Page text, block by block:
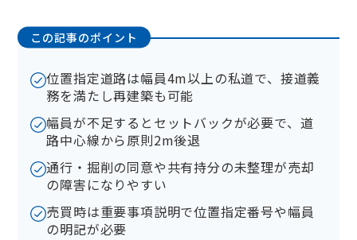
この記事のポイント
位置指定道路は幅員4m以上の私道で、接道義
務を満たし再建築も可能
幅員が不足するとセットバックが必要で、道
路中心線から原則2m後退
通行・掘削の同意や共有持分の未整理が売却
の障害になりやすい
売買時は重要事項説明で位置指定番号や幅員
の明記が必要